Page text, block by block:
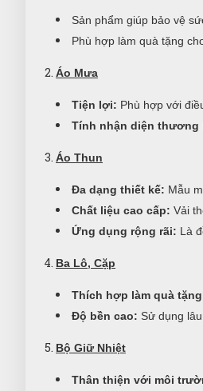
Sản phẩm giúp bảo vệ
Phù hợp làm quà tặng
Áo Mưa
Tiện lợi: Phù hợp với
Tính nhận diện thương
Áo Thun
Đa dạng thiết kế: Mẫu
Chất liệu cao cấp: Vải
Ứng dụng rộng rãi: Là
Ba Lô, Cặp
Thích hợp làm quà
Độ bền cao: Sử dụng
Bộ Giữ Nhiệt
Thân thiện với môi